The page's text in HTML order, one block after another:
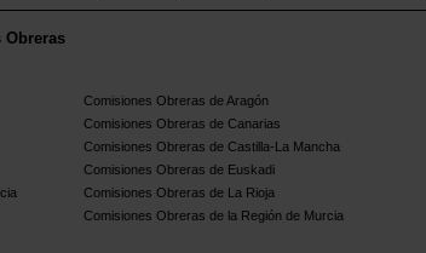
Obreras
Comisiones Obreras de Aragón
Comisiones Obreras de Canarias
Comisiones Obreras de Castilla-La Mancha
Comisiones Obreras de Euskadi
Comisiones Obreras de La Rioja
Comisiones Obreras de la Región de Murcia